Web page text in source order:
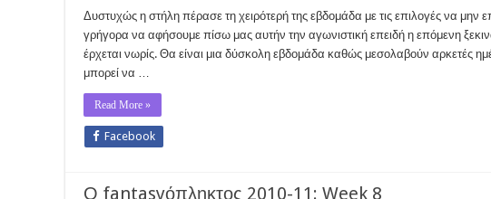
Δυστυχώς η στήλη πέρασε τη χειρότερή της εβδομάδα με τις επιλογές να μην
γρήγορα να αφήσουμε πίσω μας αυτήν την αγωνιστική επειδή η επόμενη
έρχεται νωρίς. Θα είναι μια δύσκολη εβδομάδα καθώς μεσολαβούν αρκετές
μπορεί να …
Read More »
Facebook
Ο fantasyόπληκτος 2010-11: Week 8